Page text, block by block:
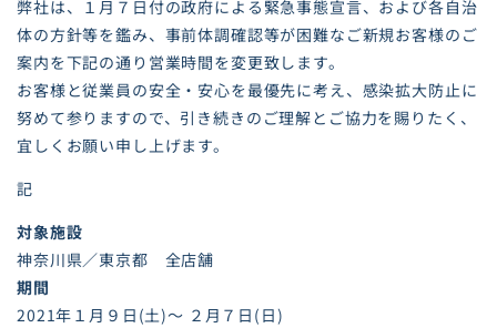
弊社は、１月７日付の政府による緊急事態宣言、および各自治
体の方針等を鑑み、事前体調確認等が困難なご新規お客様のご
案内を下記の通り営業時間を変更致します。
お客様と従業員の安全・安心を最優先に考え、感染拡大防止に
努めて参りますので、引き続きのご理解とご協力を賜りたく、
宜しくお願い申し上げます。
記
対象施設
神奈川県／東京都 全店舗
期間
2021年１月９日(土)～ ２月７日(日)